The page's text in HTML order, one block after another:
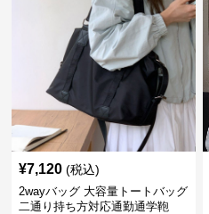
¥7,120 (税込)
2wayバッグ 大容量トートバッグ
二通り持ち方対応通勤通学鞄